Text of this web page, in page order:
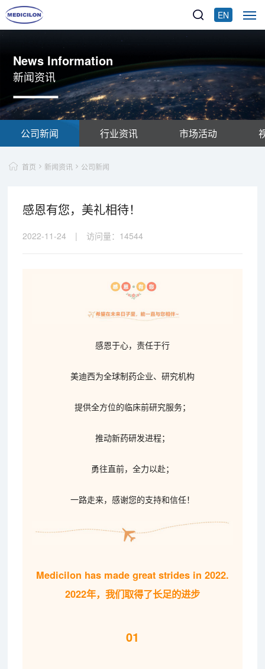
EN
News Information
新闻资讯
公司新闻 行业资讯 市场活动
首页 新闻资讯 公司新闻
感恩有您，美礼相待！
2022-11-24 | 访问量： 14544
感恩于心，责任于行
美迪西为全球制药企业、研究机构
提供全方位的临床前研究服务；
推动新药研发进程；
勇往直前，全力以赴；
一路走来，感谢您的支持和信任！
Medicilon has made great strides in 2022.
2022年，我们取得了长足的进步
01